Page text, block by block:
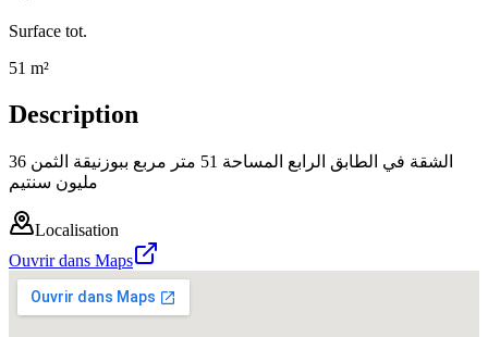
Surface tot.
51 m²
Description
الشقة في الطابق الرابع المساحة 51 متر مربع ببوزنيقة الثمن 36
مليون سنتيم
Localisation
Ouvrir dans Maps